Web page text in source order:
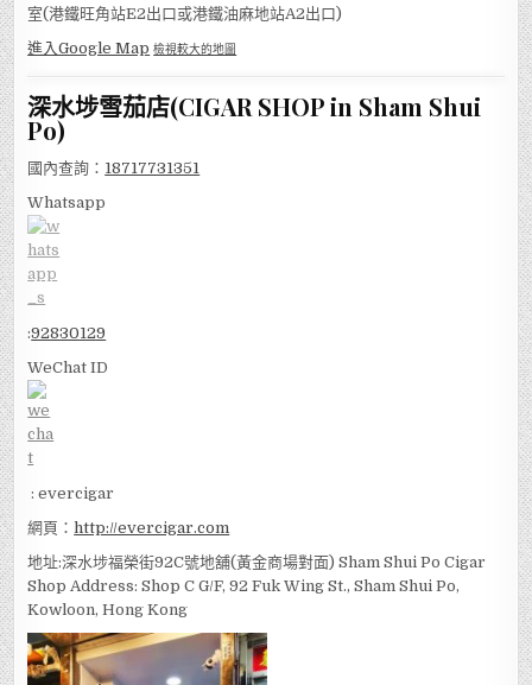
室(港鐵旺角站E2出口或港鐵油麻地站A2出口)
進入Google Map 檢視較大的地圖
深水埗雪茄店(CIGAR SHOP in Sham Shui
Po)
國內查詢： 18717731351
Whatsapp
:92830129
WeChat ID
: evercigar
網頁：http://evercigar.com
地址:深水埗福榮街92C號地舖(黃金商場對面) Sham Shui Po Cigar
Shop Address: Shop C G/F, 92 Fuk Wing St., Sham Shui Po,
Kowloon, Hong Kong